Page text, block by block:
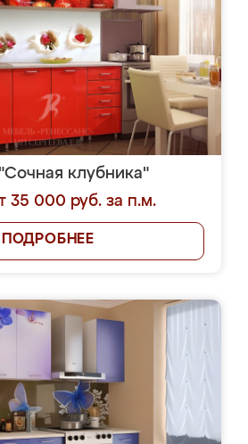
клубника"
35 000 руб. за п.м.
ПОДРОБНЕЕ